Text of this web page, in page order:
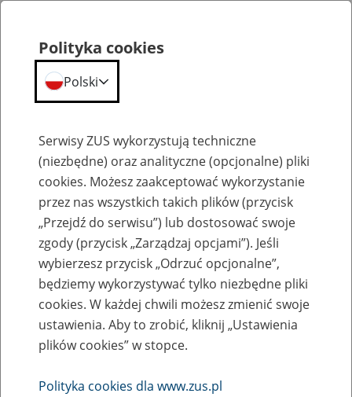
Aktualności
Lekarz partnerem ZUS
14
Polityka cookies
Polski
Serwisy ZUS wykorzystują techniczne
(niezbędne) oraz analityczne (opcjonalne) pliki
cookies. Możesz zaakceptować wykorzystanie
przez nas wszystkich takich plików (przycisk
„Przejdź do serwisu”) lub dostosować swoje
zgody (przycisk „Zarządzaj opcjami”). Jeśli
wybierzesz przycisk „Odrzuć opcjonalne”,
będziemy wykorzystywać tylko niezbędne pliki
cookies. W każdej chwili możesz zmienić swoje
ustawienia. Aby to zrobić, kliknij „Ustawienia
plików cookies” w stopce.
Polityka cookies dla www.zus.pl